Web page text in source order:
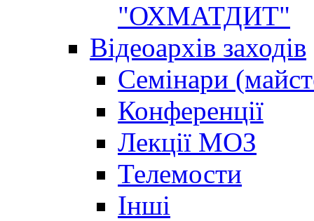
"ОХМАТДИТ"
Відеоархів заходів
Семінари
Конференції
Лекції МОЗ
Телемости
Інші